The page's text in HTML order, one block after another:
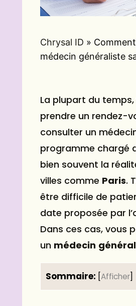
Chrysal ID »
médecin généraliste
La plupart du
prendre un rendez-
consulter un
programme chargé
bien souvent la
villes comme Paris.
être difficile de
date proposée par
Dans ces cas, vous
un médecin
Sommaire: Afficher